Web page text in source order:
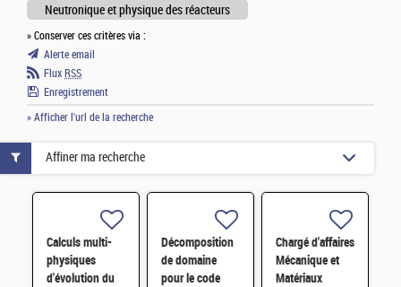
Neutronique et physique des réacteurs
» Conserver ces critères via :
Alerte email
Flux RSS
Enregistrement
» Afficher l'url de la recherche
Calculs multi-
physiques
d'évolution du
Décomposition
de domaine
pour le code
Chargé d'affaires
Mécanique et
Matériaux
Affiner ma recherche